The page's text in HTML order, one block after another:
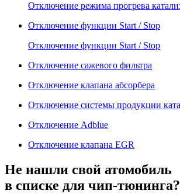
Отключение режима прогрева
Отключение функции Start / Stop
Отключение функции Start / Stop
Отключение сажевого фильтра
Отключение клапана абсорбера
Отключение системы продукции
Отключение Adblue
Отключение клапана EGR
Не нашли свой атомобиль
в списке для чип-тюнинга?